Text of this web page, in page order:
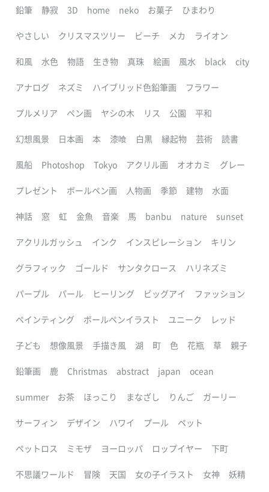
鉛筆 静寂 3D home neko お菓子 ひまわり
やさしい クリスマスツリー ビーチ メカ ライオン
和風 水色 物語 生き物 真珠 絵画 風水 black city
アナログ ネズミ ハイブリッド色鉛筆画 フラワー
プルメリア ペン画 ヤシの木 リス 公園 平和
幻想風景 日本画 本 漆喰 白黒 縁起物 芸術 読書
風船 Photoshop Tokyo アクリル画 オオカミ グレー
プレゼント ボールペン画 人物画 季節 建物 水面
神話 窓 虹 金魚 音楽 馬 banbu nature sunset
アクリルガッシュ インク インスピレーション キリン
グラフィック ゴールド サンタクロース ハリネズミ
パープル パール ヒーリング ビッグアイ ファッション
ペインティング ボールペンイラスト ユニーク レッド
子ども 想像風景 手描き風 湖 町 色 花瓶 草 親子
鉛筆画 鹿 Christmas abstract japan ocean
summer お茶 ほっこり まなざし りんご ガーリー
サーフィン デザイン ハワイ プール ペット
ペットロス ミモザ ヨーロッパ ロップイヤー 下町
不思議ワールド 冒険 天国 女の子イラスト 女神 妖精